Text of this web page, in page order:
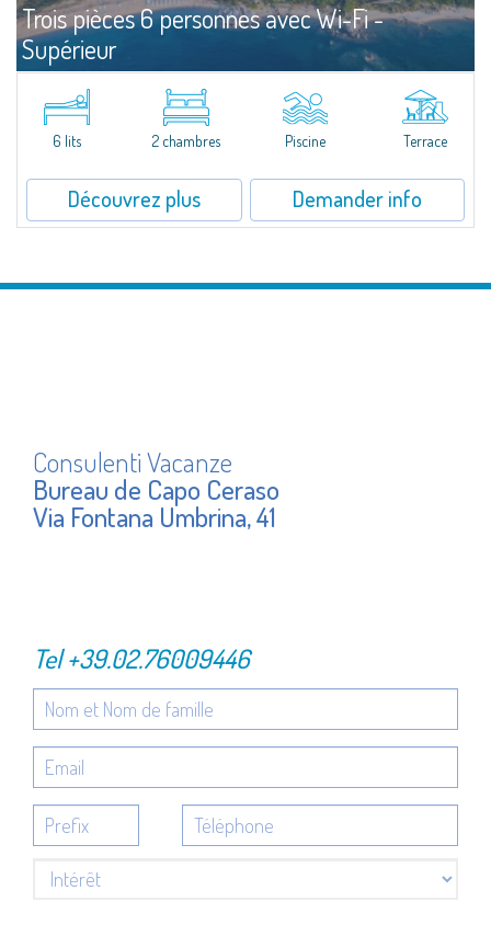
Trois pièces 6 personnes avec Wi-Fi -
Supérieur
Capo Ceraso Louer
Entièrement rénovées et dotées de tous conforts, Trois pièces 6 personnes
avec Wi-Fi - Supérieur en location offrent de grands espaces intérieurs
comme extérieurs,avec de grandes ouvertures pour faire...
6 lits 2 chambres Piscine Terrace
Découvrez plus Demander info
Consulenti Vacanze
Bureau de Capo Ceraso
Via Fontana Umbrina, 41
Tel+39.02.76009446